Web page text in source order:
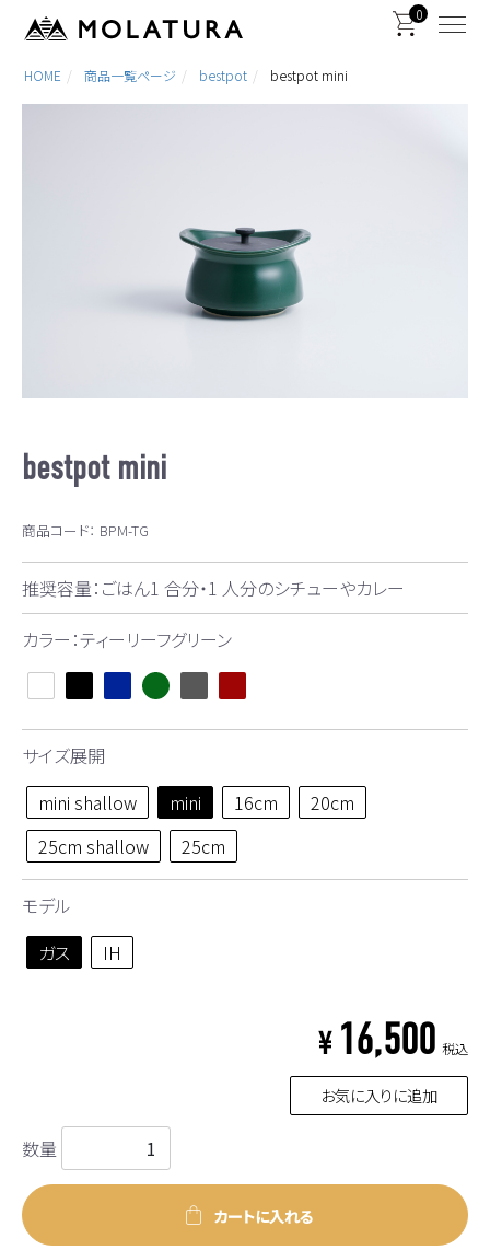
0
HOME 商品一覧ページ bestpot bestpot mini
bestpot mini
商品コード： BPM-TG
推奨容量：ごはん1 合分・1 人分のシチューやカレー
カラー：ティーリーフグリーン
サイズ展開
mini shallow
mini 16cm
20cm
25cm shallow
25cm
モデル
ガス
IH
¥ 16,500 税込
お気に入りに追加
数量
カートに入れる